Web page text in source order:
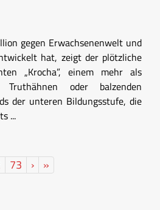
gegen Erwachsenenwelt und
hat, zeigt der plötzliche
„Krocha”, einem mehr als
oder balzenden
der unteren Bildungsstufe, die
...
73 › »